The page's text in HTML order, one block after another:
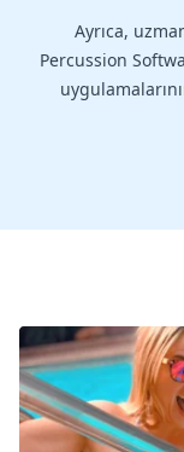
Ayrıca,
Percussion